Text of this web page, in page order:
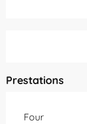
Prestations
Four